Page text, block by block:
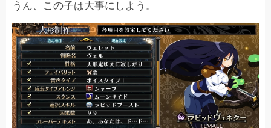
うん、この子は大事にしよう。